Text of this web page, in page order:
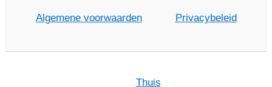
Algemene voorwaarden Privacybeleid
Thuis